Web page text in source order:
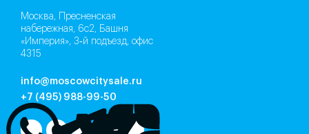
Москва, Пресненская
набережная, 6с2, Башня
«Империя», 3‑й подъезд, офис
4315
info@moscowcitysale.ru
+7 (495) 988-99-50